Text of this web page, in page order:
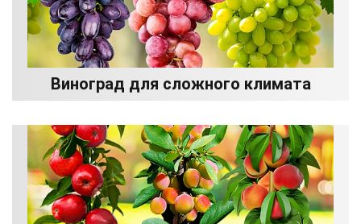
Виноград для сложного климата